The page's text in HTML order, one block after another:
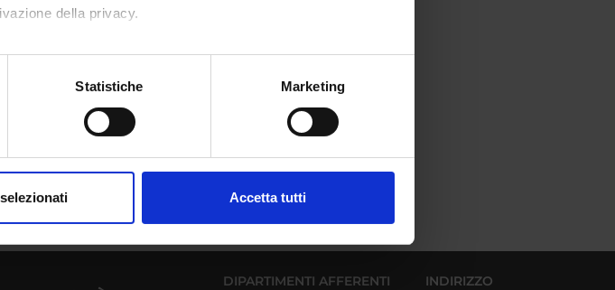
della privacy.
con un'approssimazione di qualche metro,
Dichiarazione sui cookie.
Statistiche Marketing
Accetta tutti
DIPARTIMENTI AFFERENTI INDIRIZZO